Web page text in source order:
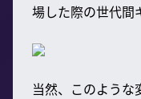
場した際の世代間
当然、このような